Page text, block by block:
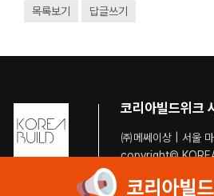
목록보기 답글쓰기
코리아빌드위크
㈜메쎄이상 | 서울
copyright©
코리아빌